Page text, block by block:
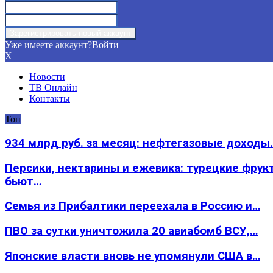
Уже имеете аккаунт?Войти
X
Новости
ТВ Онлайн
Контакты
Топ
934 млрд руб. за месяц: нефтегазовые
Персики, нектарины и ежевика: турецкие
бьют…
Семья из Прибалтики переехала в Россию и…
ПВО за сутки уничтожила 20 авиабомб ВСУ,…
Японские власти вновь не упомянули США в…